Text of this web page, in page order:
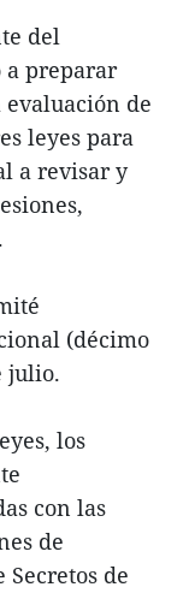
del
a preparar
de
leyes para
a revisar y
(décimo
julio.
los
con las
de
Secretos de